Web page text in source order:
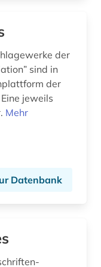
(1)
der
sind in
der
jeweils
Mehr
Datenbank